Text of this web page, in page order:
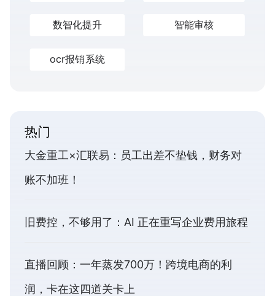
数智化提升 智能审核
ocr报销系统
热门
大金重工×汇联易：员工出差不垫钱，财务对
账不加班！
旧费控，不够用了：AI 正在重写企业费用旅程
直播回顾：一年蒸发700万！跨境电商的利
润，卡在这四道关卡上